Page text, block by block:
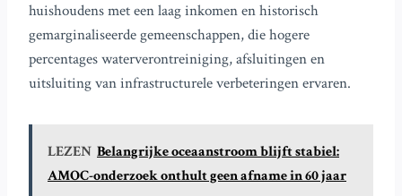
huishoudens met een laag inkomen en historisch
gemarginaliseerde gemeenschappen, die hogere
percentages waterverontreiniging, afsluitingen en
uitsluiting van infrastructurele verbeteringen ervaren.
LEZEN Belangrijke oceaanstroom blijft stabiel:
AMOC-onderzoek onthult geen afname in 60 jaar